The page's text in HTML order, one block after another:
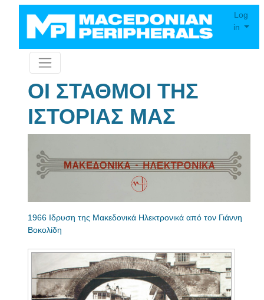
Log
in
ΟΙ ΣΤΑΘΜΟΙ ΤΗΣ
ΙΣΤΟΡΙΑΣ ΜΑΣ
1966 Ιδρυση της Μακεδονικά Ηλεκτρονικά από τον Γιάννη
Βοκολίδη